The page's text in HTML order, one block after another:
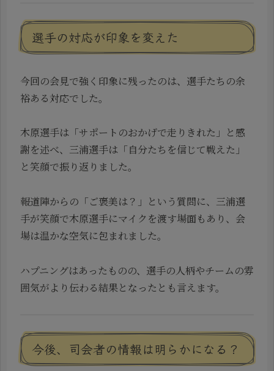
選手の対応が印象を変えた
今回の会見で強く印象に残ったのは、選手たちの余
裕ある対応でした。
木原選手は「サポートのおかげで走りきれた」と感
謝を述べ、三浦選手は「自分たちを信じて戦えた」
と笑顔で振り返りました。
報道陣からの「ご褒美は？」という質問に、三浦選
手が笑顔で木原選手にマイクを渡す場面もあり、会
場は温かな空気に包まれました。
ハプニングはあったものの、選手の人柄やチームの雰
囲気がより伝わる結果となったとも言えます。
今後、司会者の情報は明らかになる？